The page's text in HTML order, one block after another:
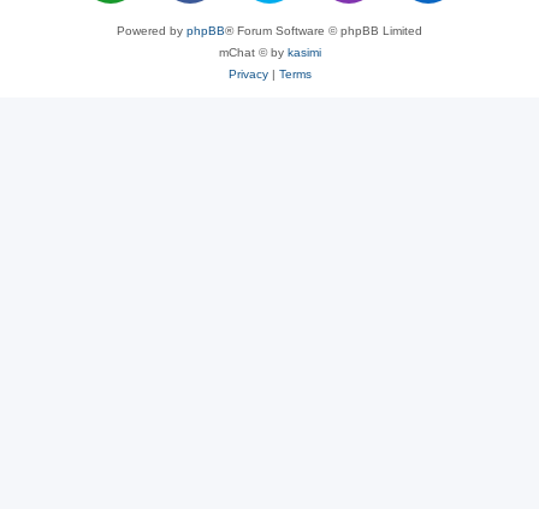
Powered by phpBB® Forum Software © phpBB Limited
mChat © by kasimi
Privacy| Terms